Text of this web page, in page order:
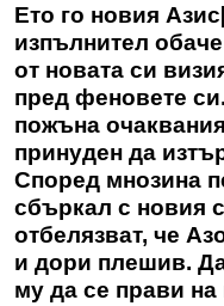
Ето го новия
изпълнител
от новата си
пред феновете
пожъна
принуден да
Според мнозина
сбъркал с новия
отбелязват, че
и дори плешив.
му да се прави на